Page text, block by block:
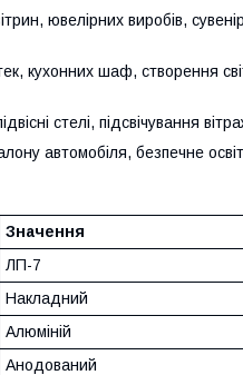
ювелірних виробів,
кухонних шаф, створення
стелі, підсвічування
автомобіля, безпечне
Значення
ЛП-7
Накладний
Алюміній
Анодований